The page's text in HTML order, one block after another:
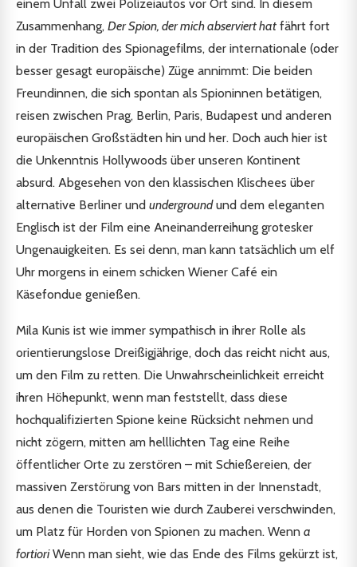
einem Unfall zwei Polizeiautos vor Ort sind. In diesem
Zusammenhang, Der Spion, der mich abserviert hat fährt fort
in der Tradition des Spionagefilms, der internationale (oder
besser gesagt europäische) Züge annimmt: Die beiden
Freundinnen, die sich spontan als Spioninnen betätigen,
reisen zwischen Prag, Berlin, Paris, Budapest und anderen
europäischen Großstädten hin und her. Doch auch hier ist
die Unkenntnis Hollywoods über unseren Kontinent
absurd. Abgesehen von den klassischen Klischees über
alternative Berliner und undergroundund dem eleganten
Englisch ist der Film eine Aneinanderreihung grotesker
Ungenauigkeiten. Es sei denn, man kann tatsächlich um elf
Uhr morgens in einem schicken Wiener Café ein
Käsefondue genießen.
Mila Kunis ist wie immer sympathisch in ihrer Rolle als
orientierungslose Dreißigjährige, doch das reicht nicht aus,
um den Film zu retten. Die Unwahrscheinlichkeit erreicht
ihren Höhepunkt, wenn man feststellt, dass diese
hochqualifizierten Spione keine Rücksicht nehmen und
nicht zögern, mitten am helllichten Tag eine Reihe
öffentlicher Orte zu zerstören – mit Schießereien, der
massiven Zerstörung von Bars mitten in der Innenstadt,
aus denen die Touristen wie durch Zauberei verschwinden,
um Platz für Horden von Spionen zu machen. Wenn a
fortioriWenn man sieht, wie das Ende des Films gekürzt ist,